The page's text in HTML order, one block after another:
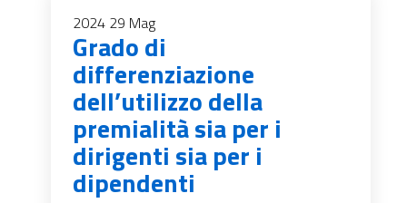
2024 29 Mag
Grado di
differenziazione
dell’utilizzo della
premialità sia per i
dirigenti sia per i
dipendenti